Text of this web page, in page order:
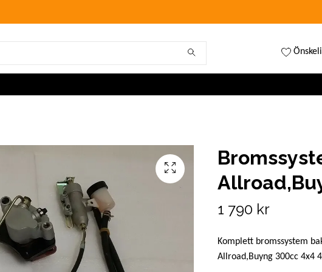
1 790 kr
Komplett bromssystem
Allroad,Buyng 300cc 4x4